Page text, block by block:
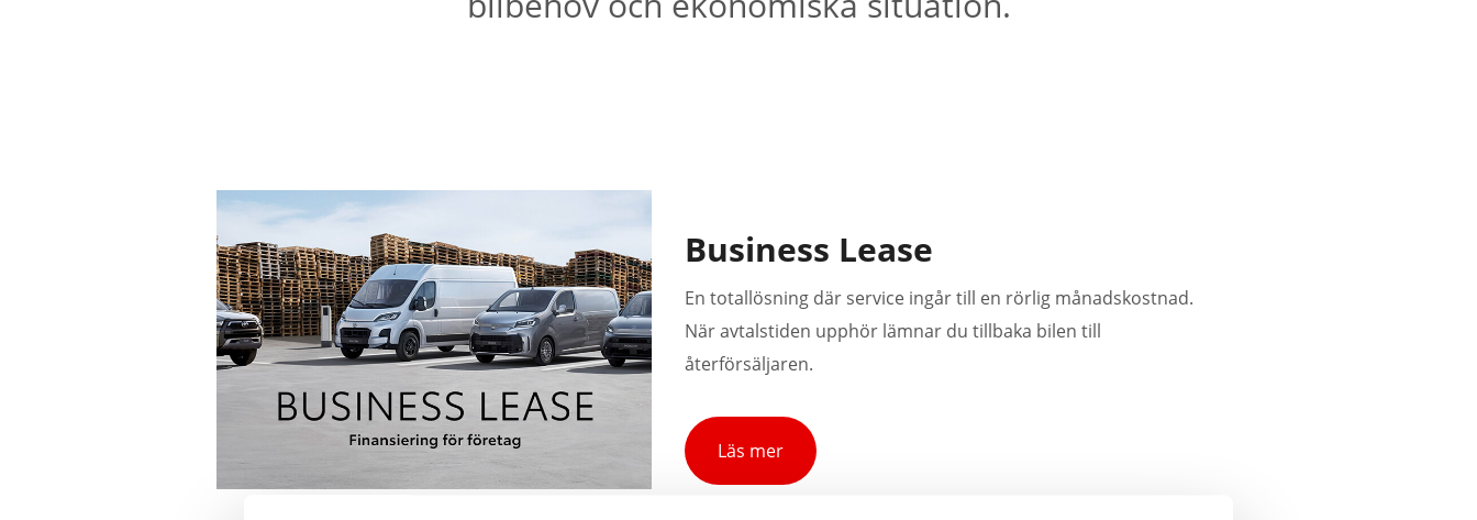
Business Lease
En totallösning där service ingår till en rörlig månadskostnad.
När avtalstiden upphör lämnar du tillbaka bilen till
återförsäljaren.
Läs mer